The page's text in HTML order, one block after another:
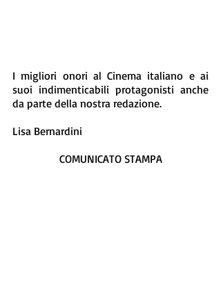
I migliori onori al Cinema italiano e ai
suoi indimenticabili protagonisti anche
da parte della nostra redazione.
Lisa Bernardini
COMUNICATO STAMPA